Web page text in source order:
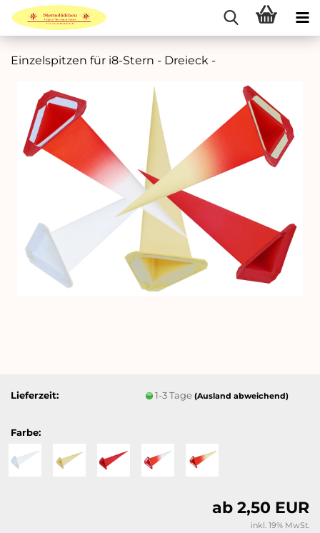
Einzelspitzen für i8-Stern - Dreieck -
Lieferzeit: 1-3 Tage(Ausland abweichend)
Farbe:
ab 2,50 EUR
inkl. 19% MwSt.